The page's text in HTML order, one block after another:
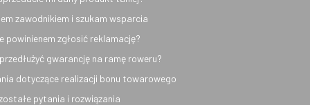
zawodnikiem i szukam wsparcia
powinienem zgłosić reklamację?
gwarancję na ramę roweru?
dotyczące realizacji bonu towarowego
pytania i rozwiązania